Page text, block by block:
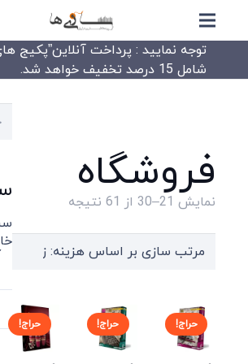
توجه نمایید : پرداخت آنلاین”پکیج
شامل 15 درصد تخفیف خواهد شد.
فروشگاه
نمایش 21–30 از 61 نتیجه
price:
low
حراج! حراج! حراج!